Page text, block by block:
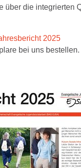
über die integrierten
2025
bei uns